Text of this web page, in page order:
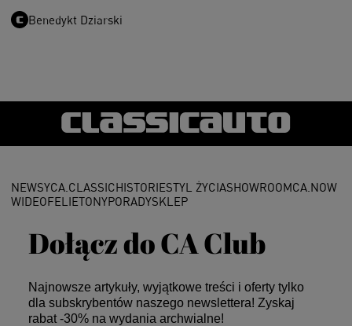
Benedykt Dziarski
Dołącz do CA Club
Najnowsze artykuły, wyjątkowe treści i oferty tylko
dla subskrybentów naszego newslettera! Zyskaj
rabat -30% na wydania archwialne!
NEWSYCA.CLASSICHISTORIESTYL ŻYCIASHOWROOMCA.NOW
WIDEOFELIETONYPORADYSKLEP